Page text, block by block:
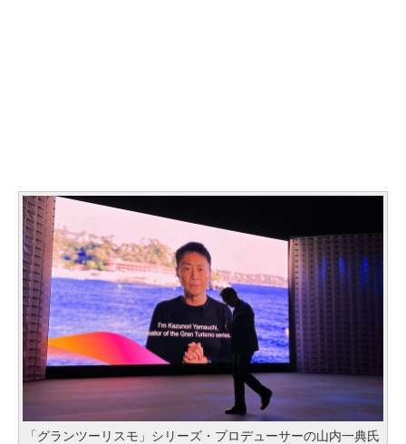
「グランツーリスモ」シリーズ・プロデューサーの山内一典氏